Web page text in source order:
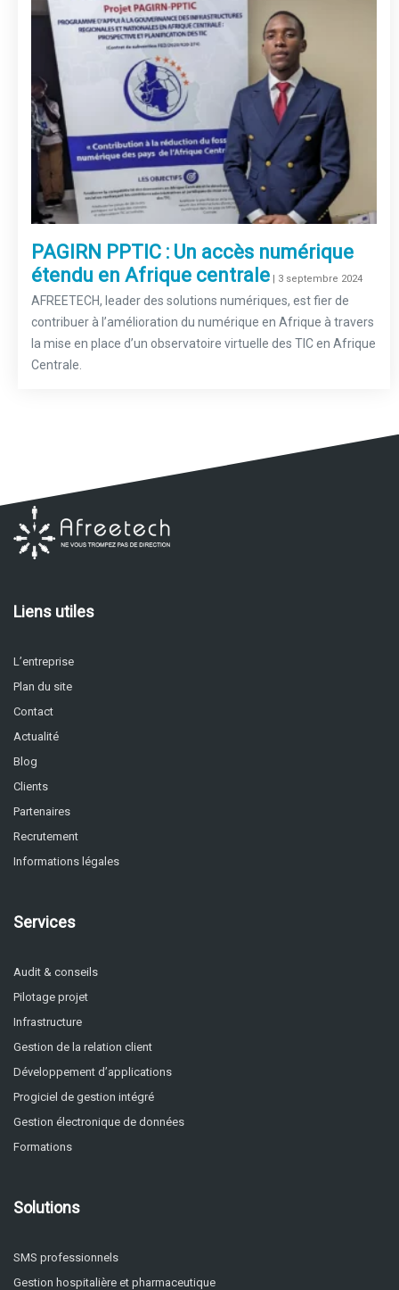
PAGIRN PPTIC : Un accès numérique
étendu en Afrique centrale | 3 septembre 2024
AFREETECH, leader des solutions numériques, est fier de
contribuer à l’amélioration du numérique en Afrique à travers
la mise en place d’un observatoire virtuelle des TIC en Afrique
Centrale.
Liens utiles
L’entreprise
Plan du site
Contact
Actualité
Blog
Clients
Partenaires
Recrutement
Informations légales
Services
Audit & conseils
Pilotage projet
Infrastructure
Gestion de la relation client
Développement d’applications
Progiciel de gestion intégré
Gestion électronique de données
Formations
Solutions
SMS professionnels
Gestion hospitalière et pharmaceutique